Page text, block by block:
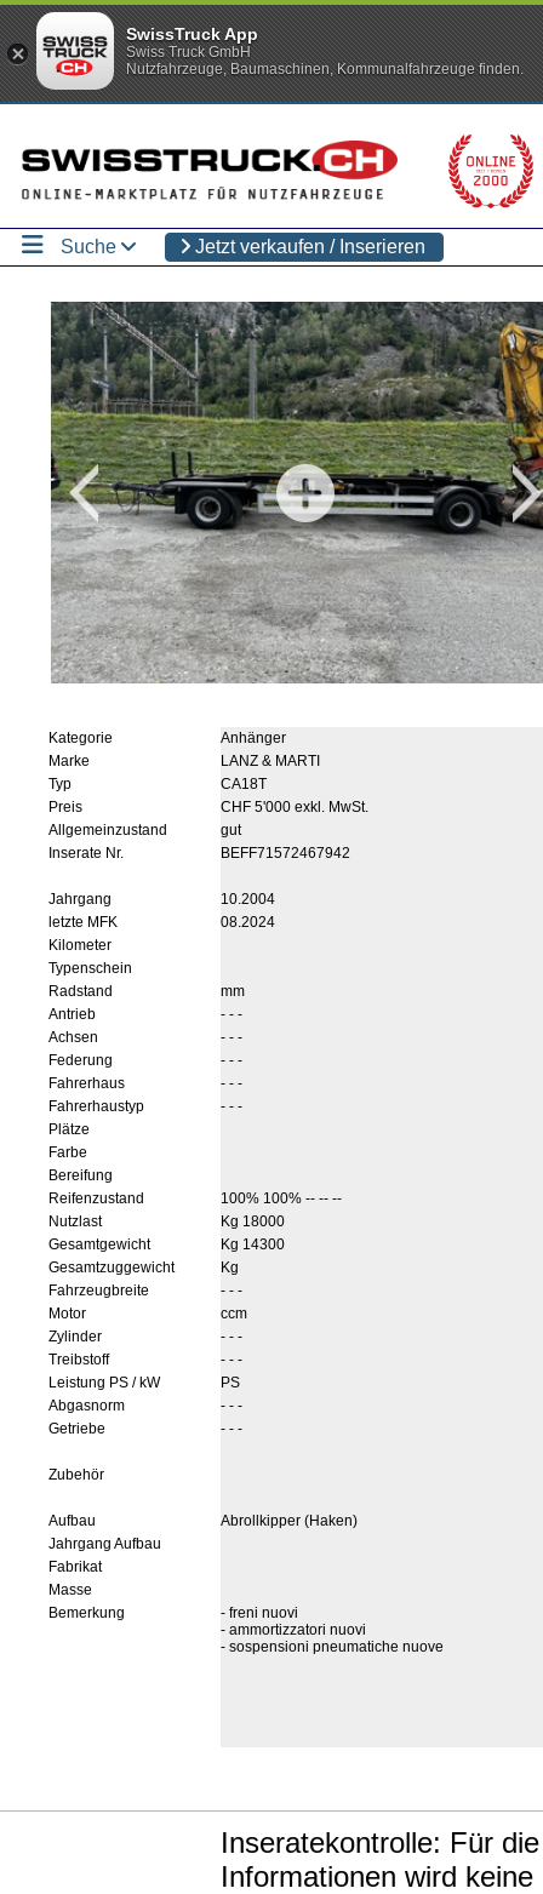
Suche Jetzt verkaufen / Inserieren
Kategorie
Anhänger
Marke
LANZ & MARTI
Typ
CA18T
Preis
CHF 5'000 exkl. MwSt.
Allgemeinzustand
gut
Inserate Nr.
BEFF71572467942
Jahrgang
10.2004
letzte MFK
08.2024
Kilometer
Typenschein
Radstand
mm
Antrieb
- - -
Achsen
- - -
Federung
- - -
Fahrerhaus
- - -
Fahrerhaustyp
- - -
Plätze
Farbe
Bereifung
Reifenzustand
100% 100% -- -- --
Nutzlast
Kg 18000
Gesamtgewicht
Kg 14300
Gesamtzuggewicht
Kg
Fahrzeugbreite
- - -
Motor
ccm
Zylinder
- - -
Treibstoff
- - -
Leistung PS / kW
PS
Abgasnorm
- - -
Getriebe
- - -
Zubehör
Aufbau
Abrollkipper (Haken)
Jahrgang Aufbau
Fabrikat
Masse
Bemerkung
- freni nuovi
- ammortizzatori nuovi
- sospensioni pneumatiche nuove
Inseratekontrolle: Für
Informationen wird
SwissTruck App
Swiss Truck GmbH
Nutzfahrzeuge, Baumaschinen, Kommunalfahrzeuge finden.